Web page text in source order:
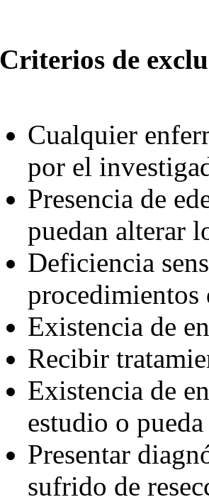
Criterios de
Cualquier
por el
Presencia de
puedan alterar
Deficiencia
procedimientos
Existencia de
Recibir
Existencia de
estudio o
Presentar
sufrido de